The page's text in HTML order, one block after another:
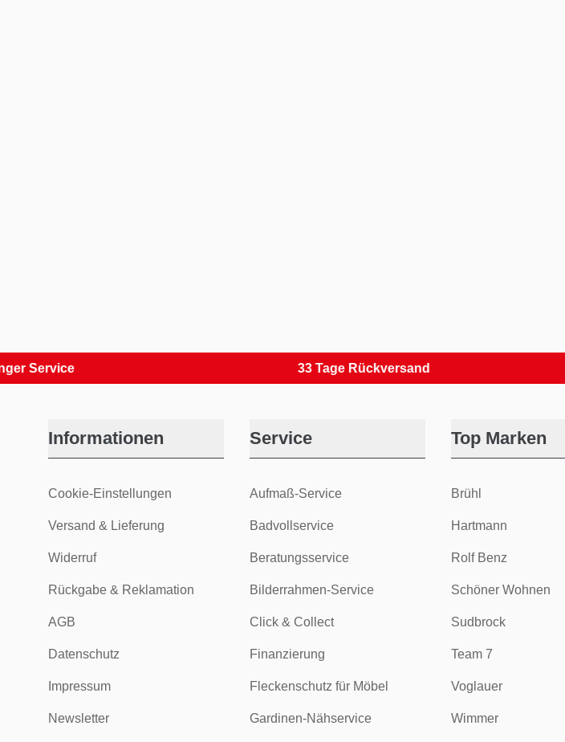
33 Tage Rückversand
Informationen
Cookie-Einstellungen
Versand & Lieferung
Widerruf
Rückgabe & Reklamation
AGB
Datenschutz
Impressum
Newsletter
Service
Aufmaß-Service
Badvollservice
Beratungsservice
Bilderrahmen-Service
Click & Collect
Finanzierung
Fleckenschutz für Möbel
Gardinen-Nähservice
Top Marken
Brühl
Hartmann
Rolf Benz
Schöner Wohnen
Sudbrock
Team 7
Voglauer
Wimmer